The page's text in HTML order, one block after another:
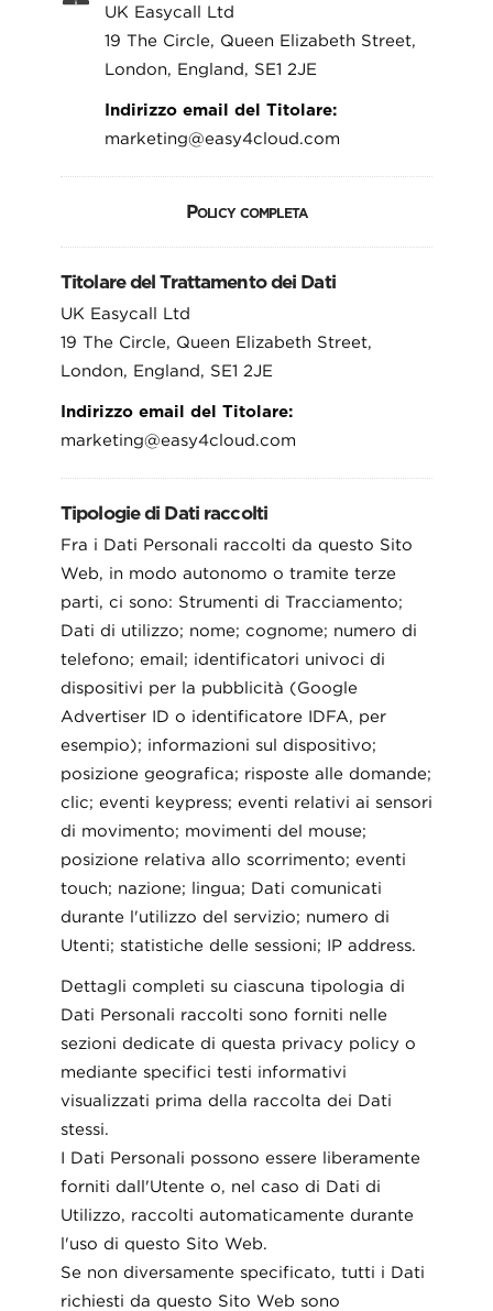
UK Easycall Ltd
19 The Circle, Queen Elizabeth Street,
London, England, SE1 2JE
Indirizzo email del Titolare:
marketing@easy4cloud.com
Policy completa
Titolare del Trattamento dei Dati
UK Easycall Ltd
19 The Circle, Queen Elizabeth Street,
London, England, SE1 2JE
Indirizzo email del Titolare:
marketing@easy4cloud.com
Tipologie di Dati raccolti
Fra i Dati Personali raccolti da questo Sito
Web, in modo autonomo o tramite terze
parti, ci sono: Strumenti di Tracciamento;
Dati di utilizzo; nome; cognome; numero di
telefono; email; identificatori univoci di
dispositivi per la pubblicità (Google
Advertiser ID o identificatore IDFA, per
esempio); informazioni sul dispositivo;
posizione geografica; risposte alle domande;
clic; eventi keypress; eventi relativi ai sensori
di movimento; movimenti del mouse;
posizione relativa allo scorrimento; eventi
touch; nazione; lingua; Dati comunicati
durante l'utilizzo del servizio; numero di
Utenti; statistiche delle sessioni; IP address.
Dettagli completi su ciascuna tipologia di
Dati Personali raccolti sono forniti nelle
sezioni dedicate di questa privacy policy o
mediante specifici testi informativi
visualizzati prima della raccolta dei Dati
stessi.
I Dati Personali possono essere liberamente
forniti dall'Utente o, nel caso di Dati di
Utilizzo, raccolti automaticamente durante
l'uso di questo Sito Web.
Se non diversamente specificato, tutti i Dati
richiesti da questo Sito Web sono